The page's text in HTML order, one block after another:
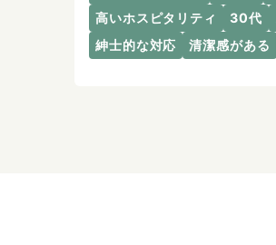
高いホスピタリティ
30代
紳士的な対応
清潔感がある